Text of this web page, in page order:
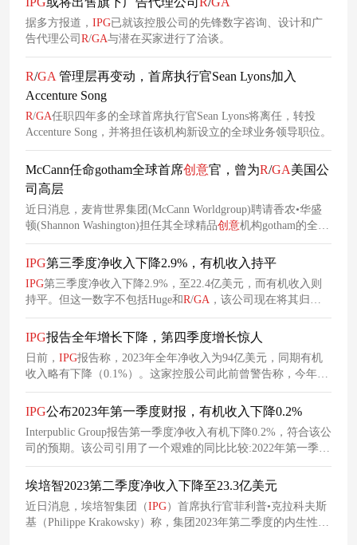
据多方报道， IPG已就该控股公司的先锋数字咨询、设计和广
告代理公司 R/GA与潜在买家进行了洽谈。
R/GA 管理层再变动，首席执行官Sean Lyons加入
Accenture Song
R/GA任职四年多的全球首席执行官Sean Lyons将离任，转投
Accenture Song，并将担任该机构新设立的全球业务领导职位。
McCann任命gotham全球首席创意官，曾为R/GA美国公
司高层
近日消息，麦肯世界集团(McCann Worldgroup)聘请香农•华盛
顿(Shannon Washington)担任其全球精品创意机构gotham的全球
首席创意官，以加强其创意领导力。gotham是麦肯世界集团的
全球精品创意机构，纽约美宝莲(Maybelline New York)是该公
司的核心客户。
IPG第三季度净收入下降2.9%，有机收入持平
IPG第三季度净收入下降2.9%，至22.4亿美元，而有机收入则
持平。但这一数字不包括Huge和R/GA ，该公司现在将其归类
为“待售”。
IPG报告全年增长下降，第四季度增长惊人
日前， IPG报告称，2023年全年净收入为94亿美元，同期有机
收入略有下降（0.1%）。这家控股公司此前曾警告称，今年可
能会失去一些增长空间。
IPG公布2023年第一季度财报，有机收入下降0.2%
Interpublic Group报告第一季度净收入有机下降0.2%，符合该公
司的预期。该公司引用了一个艰难的同比比较:2022年第一季度
有机增长率为11.5%。
埃培智2023第二季度净收入下降至23.3亿美元
近日消息，埃培智集团（IPG）首席执行官菲利普•克拉科夫斯
基（Philippe Krakowsky）称，集团2023年第二季度的内生性营